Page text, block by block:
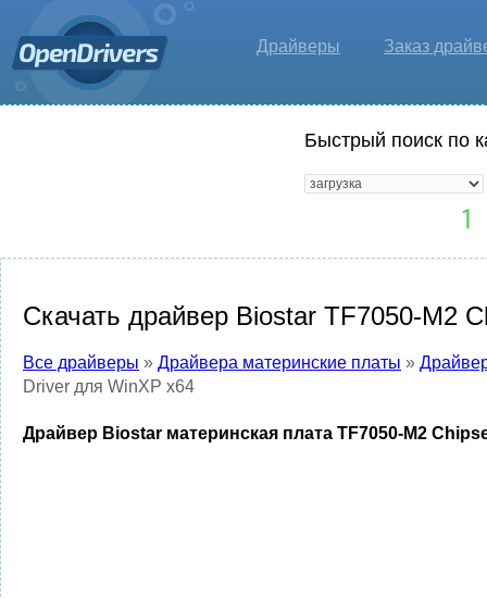
Драйверы Заказ
Быстрый поиск по
Скачать драйвер Biostar TF7050-M2
Все драйверы » Драйвера материнские платы »
Driver для WinXP x64
Драйвер Biostar материнская плата TF7050-M2